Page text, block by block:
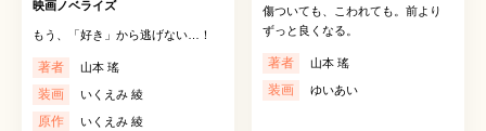
映画ノベライズ
もう、「好き」から逃げない…！
著者 山本 瑤
装画 いくえみ 綾
原作 いくえみ 綾
傷ついても、こわれても。前より
ずっと良くなる。
著者 山本 瑤
装画 ゆいあい